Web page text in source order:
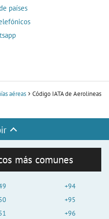
países
aéreas
Código IATA de Aerolineas
más comunes
+94
+95
+96